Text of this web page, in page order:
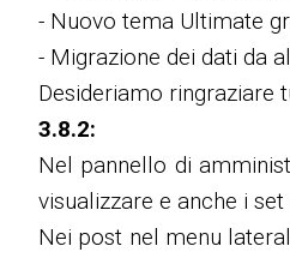
- Nuovo tema Ultimate
- Migrazione dei dati da
Desideriamo ringraziare
3.8.2:
Nel pannello di
visualizzare e anche i
Nei post nel menu